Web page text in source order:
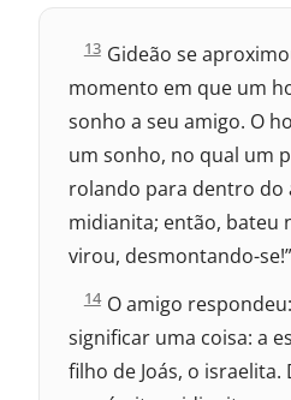
2017 – Nova Almeida
2009 – Almeida Revisada e
1969 – Almeida Revisada e
1993 – Almeida Revisada e
J
í
e
s
7
:
13 Gideão se
momento em que um
sonho a seu amigo. O
um sonho, no qual um
rolando para dentro do
midianita; então, bateu
virou, desmontando-
J
í
z
e
14 O amigo
significar uma coisa: a
filho de Joás, o